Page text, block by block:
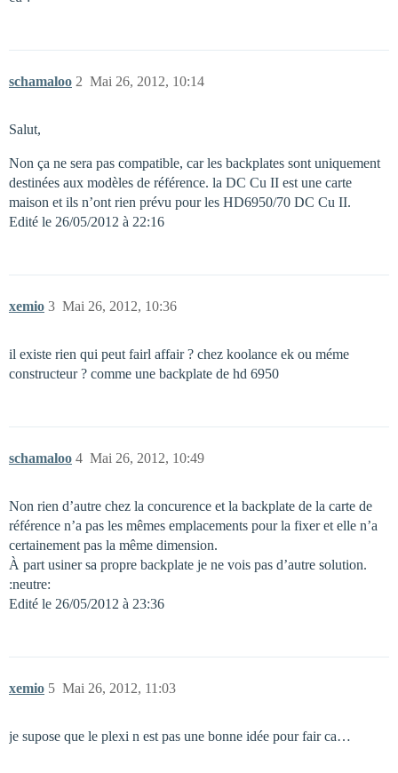
schamaloo Mai 26, 2012, 10:14
2
Salut,
Non ça ne sera pas compatible, car les backplates sont uniquement
destinées aux modèles de référence. la DC Cu II est une carte
maison et ils n’ont rien prévu pour les HD6950/70 DC Cu II.
Edité le 26/05/2012 à 22:16
xemio Mai 26, 2012, 10:36
3
il existe rien qui peut fairl affair ? chez koolance ek ou méme
constructeur ? comme une backplate de hd 6950
schamaloo Mai 26, 2012, 10:49
4
Non rien d’autre chez la concurence et la backplate de la carte de
référence n’a pas les mêmes emplacements pour la fixer et elle n’a
certainement pas la même dimension.
À part usiner sa propre backplate je ne vois pas d’autre solution.
:neutre:
Edité le 26/05/2012 à 23:36
xemio Mai 26, 2012, 11:03
5
je supose que le plexi n est pas une bonne idée pour fair ca…